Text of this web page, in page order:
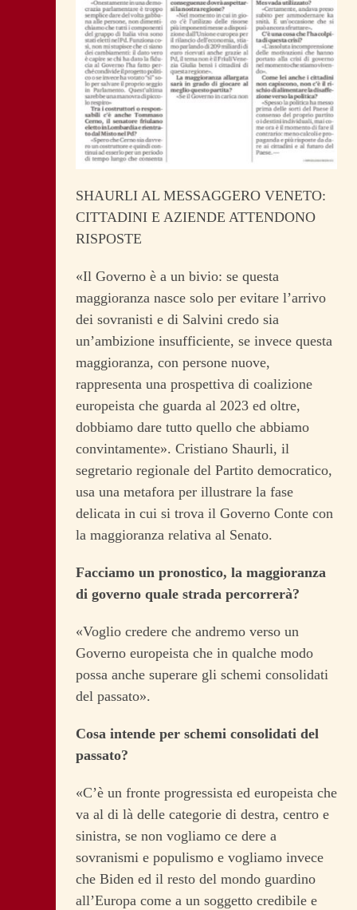
SHAURLI AL MESSAGGERO VENETO:
CITTADINI E AZIENDE ATTENDONO
RISPOSTE
«Il Governo è a un bivio: se questa
maggioranza nasce solo per evitare l’arrivo
dei sovranisti e di Salvini credo sia
un’ambizione insufficiente, se invece questa
maggioranza, con persone nuove,
rappresenta una prospettiva di coalizione
europeista che guarda al 2023 ed oltre,
dobbiamo dare tutto quello che abbiamo
convintamente». Cristiano Shaurli, il
segretario regionale del Partito democratico,
usa una metafora per illustrare la fase
delicata in cui si trova il Governo Conte con
la maggioranza relativa al Senato.
Facciamo un pronostico, la maggioranza
di governo quale strada percorrerà?
«Voglio credere che andremo verso un
Governo europeista che in qualche modo
possa anche superare gli schemi consolidati
del passato».
Cosa intende per schemi consolidati del
passato?
«C’è un fronte progressista ed europeista che
va al di là delle categorie di destra, centro e
sinistra, se non vogliamo ce dere a
sovranismi e populismo e vogliamo invece
che Biden ed il resto del mondo guardino
all’Europa come a un soggetto credibile e